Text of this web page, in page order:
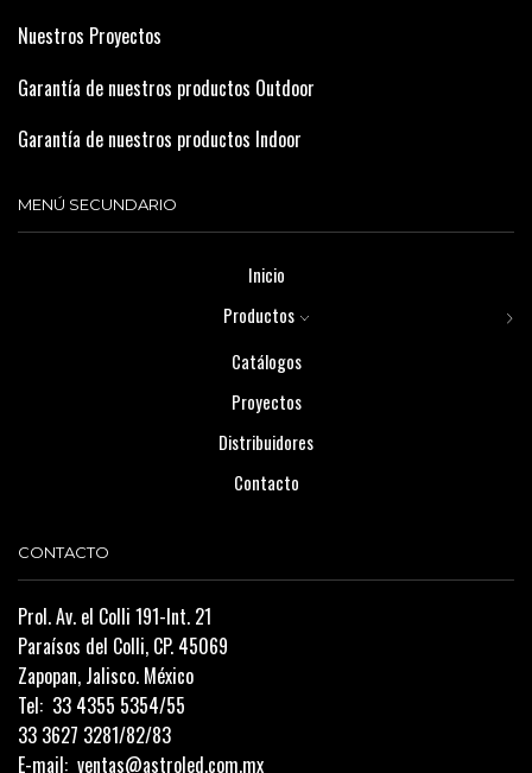
Nuestros Proyectos
Garantía de nuestros productos Outdoor
Garantía de nuestros productos Indoor
MENÚ SECUNDARIO
Inicio
Productos
Catálogos
Proyectos
Distribuidores
Contacto
CONTACTO
Prol. Av. el Colli 191-Int. 21
Paraísos del Colli, CP. 45069
Zapopan, Jalisco. México
Tel: 33 4355 5354/55
33 3627 3281/82/83
E-mail: ventas@astroled.com.mx